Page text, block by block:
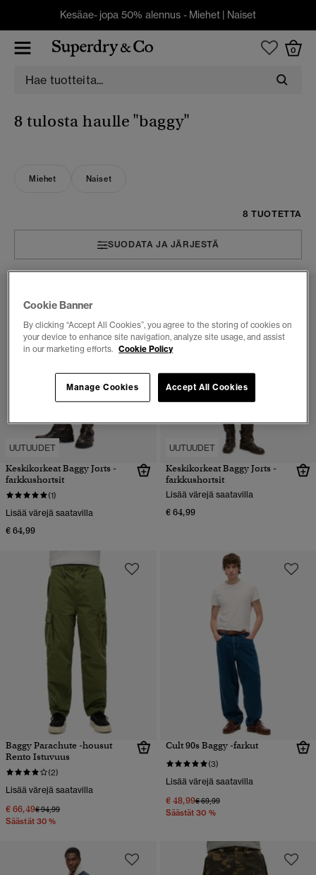
Kesäae- jopa 50% alennus - Miehet | Naiset
0
8 tulosta haulle "baggy"
Miehet Naiset
8 TUOTETTA
SUODATA JA JÄRJESTÄ
UUTUUDET
Keskikorkeat Baggy Jorts -
farkkushortsit
(1)
Lisää värejä saatavilla
€ 64,99
UUTUUDET
Keskikorkeat Baggy Jorts -
farkkushortsit
Lisää värejä saatavilla
€ 64,99
Baggy Parachute -housut
Rento Istuvuus
(2)
Lisää värejä saatavilla
€ 66,49Hinta alennettu hinnasta
€ 94,99hintaan
Säästät 30 %
Cult 90s Baggy -farkut
(3)
Lisää värejä saatavilla
€ 48,99Hinta alennettu hinnasta
€ 69,99hintaan
Säästät 30 %
Cookie Banner
By clicking “Accept All Cookies”, you agree to the storing of cookies on
your device to enhance site navigation, analyze site usage, and assist
in our marketing efforts. Cookie Policy
Accept All Cookies
Manage Cookies